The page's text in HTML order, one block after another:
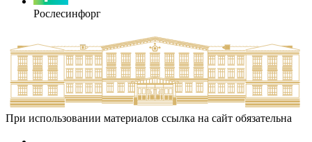
Рослесинфорг
При использовании материалов ссылка на сайт обязательна